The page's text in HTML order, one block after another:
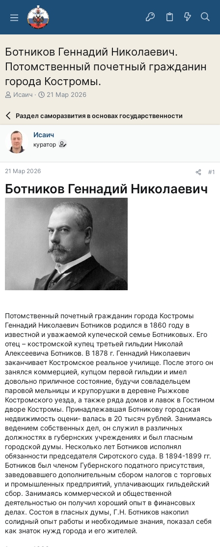
Ботников Геннадий Николаевич.
Потомственный почетный гражданин
города Костромы.
А
о
р
т
е
м
ы
Исаич
Д
а
а
ч
л
21 Мар 2026
Раздел саморазвития в основах государственности
Исаич
куратор
21 Мар 2026 #1
Ботников Геннадий Николаевич
Потомственный почетный гражданин города Костромы
Геннадий Николаевич Ботников родился в 1860 году в
известной и уважаемой купеческой семье Ботниковых. Его
отец – костромской купец третьей гильдии Николай
Алексеевича Ботников. В 1878 г. Геннадий Николаевич
заканчивает Костромское реальное училище. После этого он
занялся коммерцией, купцом первой гильдии и имел
довольно приличное состояние, будучи совладельцем
паровой мельницы и крупорушки в деревне Рыжкове
Костромского уезда, а также ряда домов и лавок в Гостином
дворе Костромы. Принадлежавшая Ботникову городская
недвижимость оцени- валась в 20 тысяч рублей. Занимаясь
ведением собственных дел, он служил в различных
должностях в губернских учреждениях и был гласным
городской думы. Несколько лет Ботников исполнял
обязанности председателя Сиротского суда. В 1894-1899 гг.
Ботников был членом Губернского податного присутствия,
заведовавшего дополнительным сбором налогов с торговых
и промышленных предприятий, уплачивающих гильдейский
сбор. Занимаясь коммерческой и общественной
деятельностью он получил хороший опыт в финансовых
делах. Состоя в гласных думы, Г.Н. Ботников накопил
солидный опыт работы и необходимые знания, показал себя
как знаток нужд города и его жителей.